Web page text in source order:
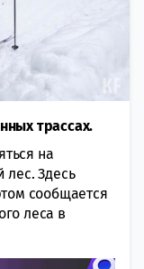
трассах.
на
лес. Здесь
сообщается
леса в